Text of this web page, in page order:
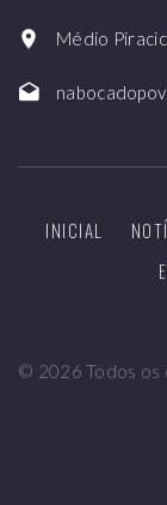
Médio
INICIAL
© 2026 Todos